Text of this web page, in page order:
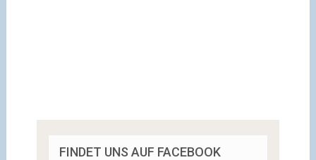
FINDET UNS AUF FACEBOOK